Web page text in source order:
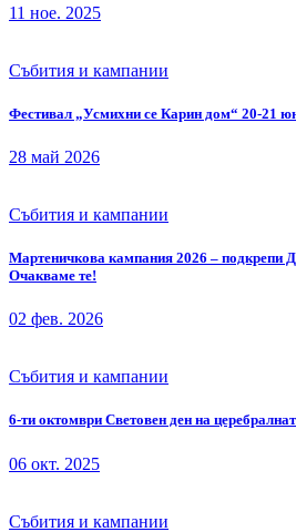
11 ное. 2025
Събития и кампании
Фестивал „Усмихни се Карин дом“ 20-21
28 май 2026
Събития и кампании
Мартеничкова кампания 2026 – подкрепи
Очакваме те!
02 фев. 2026
Събития и кампании
6-ти октомври Световен ден на
06 окт. 2025
Събития и кампании